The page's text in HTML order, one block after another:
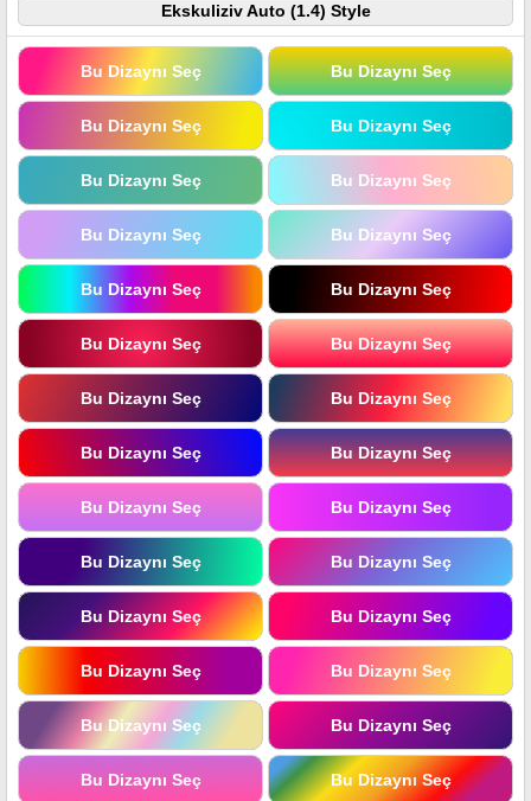
Ekskuliziv Auto (1.4) Style
Bu Dizaynı Seç Bu Dizaynı Seç
Bu Dizaynı Seç Bu Dizaynı Seç
Bu Dizaynı Seç Bu Dizaynı Seç
Bu Dizaynı Seç Bu Dizaynı Seç
Bu Dizaynı Seç Bu Dizaynı Seç
Bu Dizaynı Seç Bu Dizaynı Seç
Bu Dizaynı Seç Bu Dizaynı Seç
Bu Dizaynı Seç Bu Dizaynı Seç
Bu Dizaynı Seç Bu Dizaynı Seç
Bu Dizaynı Seç Bu Dizaynı Seç
Bu Dizaynı Seç Bu Dizaynı Seç
Bu Dizaynı Seç Bu Dizaynı Seç
Bu Dizaynı Seç Bu Dizaynı Seç
Bu Dizaynı Seç Bu Dizaynı Seç